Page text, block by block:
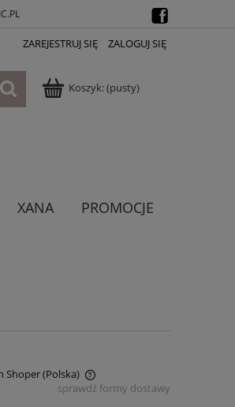
ZAREJESTRUJ SIĘ ZALOGUJ SIĘ
Koszyk:(pusty)
XANA PROMOCJE
Shoper(Polska)
sprawdź formy dostawy